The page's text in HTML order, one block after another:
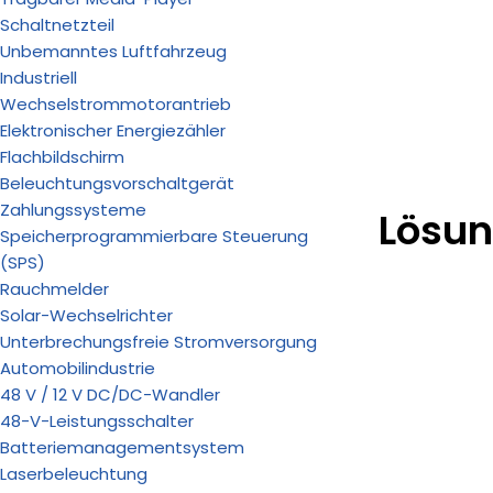
Schaltnetzteil
Unbemanntes Luftfahrzeug
Industriell
Wechselstrommotorantrieb
Elektronischer Energiezähler
Flachbildschirm
Beleuchtungsvorschaltgerät
Zahlungssysteme
Speicherprogrammierbare Steuerung
(SPS)
Rauchmelder
Solar-Wechselrichter
Unterbrechungsfreie Stromversorgung
Automobilindustrie
48 V / 12 V DC/DC-Wandler
48-V-Leistungsschalter
Batteriemanagementsystem
Laserbeleuchtung